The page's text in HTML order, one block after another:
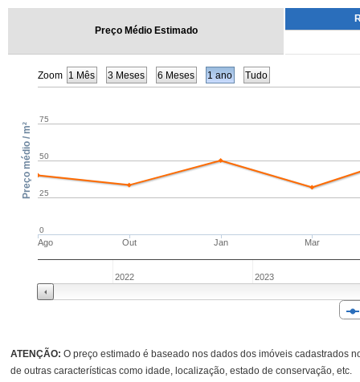
Preço Médio Estimado
Zoom
Ago Out Jan Mar
0
25
50
75
Preço médio / m²
2022 2023
1 Mês 3 Meses 6 Meses 1 ano Tudo
ATENÇÃO: O preço estimado é baseado nos dados dos imóveis cadastrados
de outras características como idade, localização, estado de conservação, etc.